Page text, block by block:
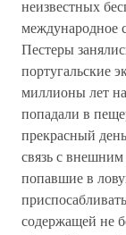
неизвестных
международное
Пестеры
португальские
миллионы лет
попадали в
прекрасный
связь с
попавшие в
содержащей не